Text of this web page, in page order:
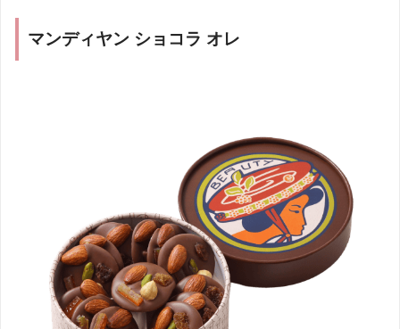
マンディヤン ショコラ オレ